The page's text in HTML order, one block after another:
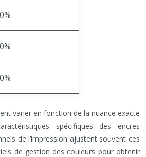
varier en fonction de la nuance exacte
spécifiques des encres
de l’impression ajustent souvent ces
de gestion des couleurs pour obtenir